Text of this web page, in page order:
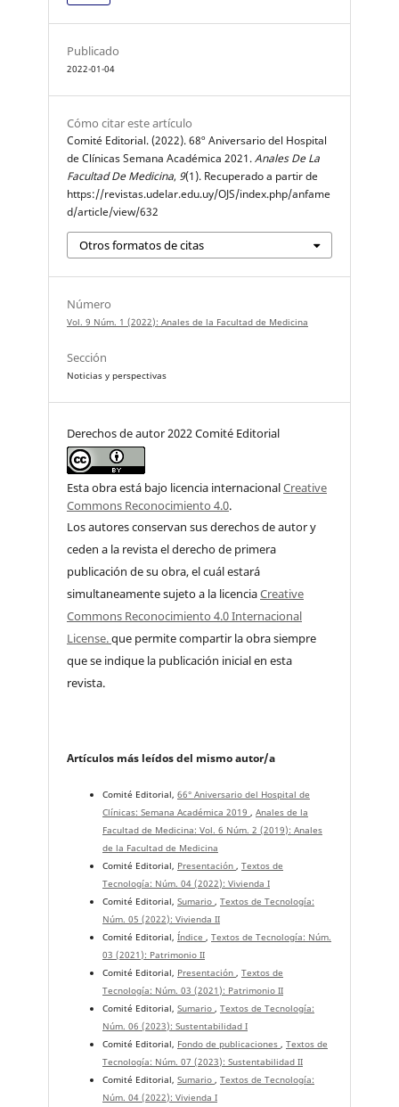
Publicado
2022-01-04
Cómo citar este artículo
Comité Editorial. (2022). 68º Aniversario del Hospital
de Clínicas Semana Académica 2021.Anales De La
Facultad De Medicina, 9(1). Recuperado a partir de
https://revistas.udelar.edu.uy/OJS/index.php/anfame
d/article/view/632
Otros formatos de citas
Número
Vol. 9 Núm. 1 (2022): Anales de la Facultad de Medicina
Sección
Noticias y perspectivas
Derechos de autor 2022 Comité Editorial
Esta obra está bajo licencia internacionalCreative
Commons Reconocimiento 4.0.
Los autores conservan sus derechos de autor y
ceden a la revista el derecho de primera
publicación de su obra, el cuál estará
simultaneamente sujeto a la licenciaCreative
Commons Reconocimiento 4.0 Internacional
License.que permite compartir la obra siempre
que se indique la publicación inicial en esta
revista.
Artículos más leídos del mismo autor/a
Comité Editorial, 66° Aniversario del Hospital de
Clínicas: Semana Académica 2019 , Anales de la
Facultad de Medicina: Vol. 6 Núm. 2 (2019): Anales
de la Facultad de Medicina
Comité Editorial, Presentación , Textos de
Tecnología: Núm. 04 (2022): Vivienda I
Comité Editorial, Sumario , Textos de Tecnología:
Núm. 05 (2022): Vivienda II
Comité Editorial, Índice , Textos de Tecnología: Núm.
03 (2021): Patrimonio II
Comité Editorial, Presentación , Textos de
Tecnología: Núm. 03 (2021): Patrimonio II
Comité Editorial, Sumario , Textos de Tecnología:
Núm. 06 (2023): Sustentabilidad I
Comité Editorial, Fondo de publicaciones , Textos de
Tecnología: Núm. 07 (2023): Sustentabilidad II
Comité Editorial, Sumario , Textos de Tecnología:
Núm. 04 (2022): Vivienda I